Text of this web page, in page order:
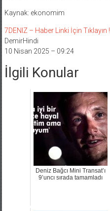
Kaynak: ekonomim
7DENIZ – Haber Linki İçin Tıklayın !
DemirHindi
10 Nisan 2025 – 09:24
İlgili Konular
Deniz Bağcı Mini Transat’ı
9’uncı sırada tamamladı